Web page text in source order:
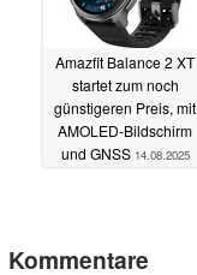
Amazfit Balance 2 XT
startet zum noch
günstigeren Preis, mit
AMOLED-Bildschirm
und GNSS 14.08.2025
Kommentare